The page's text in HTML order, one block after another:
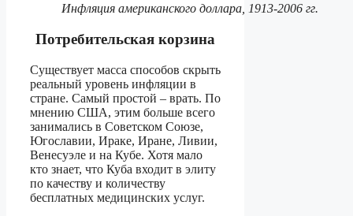
Инфляция американского доллара, 1913-2006 гг.
Потребительская корзина
Существует масса способов скрыть
реальный уровень инфляции в
стране. Самый простой – врать. По
мнению США, этим больше всего
занимались в Советском Союзе,
Югославии, Ираке, Иране, Ливии,
Венесуэле и на Кубе. Хотя мало
кто знает, что Куба входит в элиту
по качеству и количеству
бесплатных медицинских услуг.